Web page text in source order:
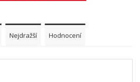
Nejdražší Hodnocení